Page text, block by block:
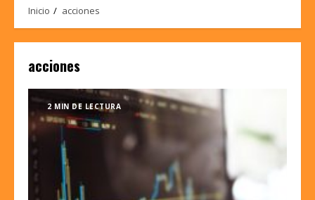
Inicio acciones
acciones
2 MIN DE LECTURA